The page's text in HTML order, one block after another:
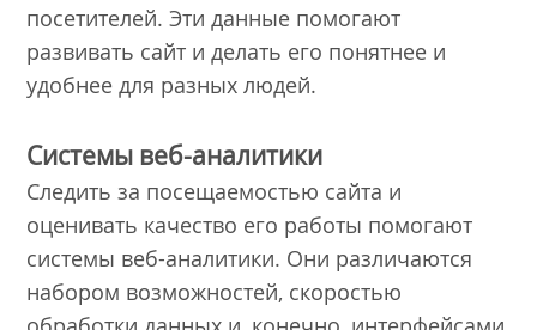
посетителей. Эти данные помогают
развивать сайт и делать его понятнее и
удобнее для разных людей.
Системы веб-аналитики
Следить за посещаемостью сайта и
оценивать качество его работы помогают
системы веб-аналитики. Они различаются
набором возможностей, скоростью